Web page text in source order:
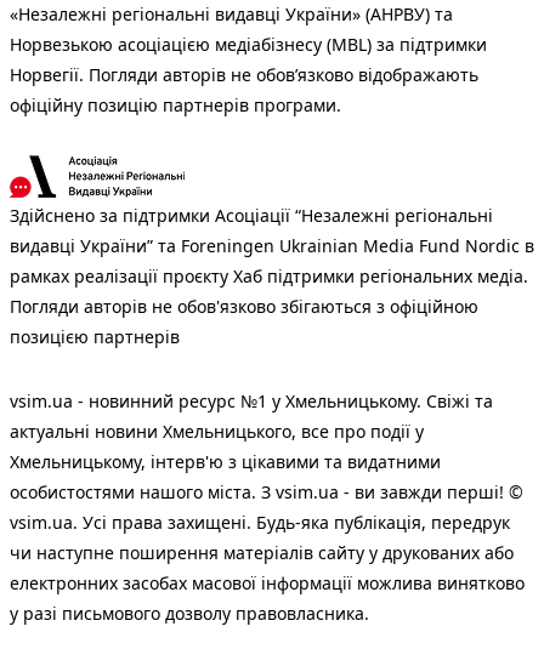
«Незалежні регіональні видавці України» (АНРВУ) та
Норвезькою асоціацією медіабізнесу (MBL) за підтримки
Норвегії. Погляди авторів не обов’язково відображають
офіційну позицію партнерів програми.
Здійснено за підтримки Асоціації “Незалежні регіональні
видавці України” та Foreningen Ukrainian Media Fund Nordic в
рамках реалізації проєкту Хаб підтримки регіональних медіа.
Погляди авторів не обов'язково збігаються з офіційною
позицією партнерів
vsim.ua - новинний ресурс №1 у Хмельницькому. Свіжі та
актуальні новини Хмельницького, все про події у
Хмельницькому, інтерв'ю з цікавими та видатними
особистостями нашого міста. З vsim.ua - ви завжди перші! ©
vsim.ua. Усі права захищені. Будь-яка публiкацiя, передрук
чи наступне поширення матеріалів сайту у друкованих або
електронних засобах масової інформації можлива винятково
у разі письмового дозволу правовласника.